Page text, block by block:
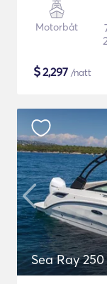
Motorbåt
$2,297 /natt
Sea Ray 250